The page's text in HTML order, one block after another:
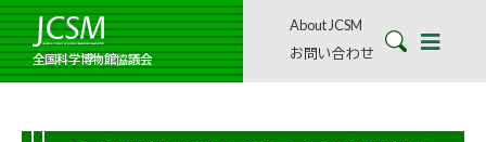
全国科学博物館協議会
About JCSM
お問い合わせ